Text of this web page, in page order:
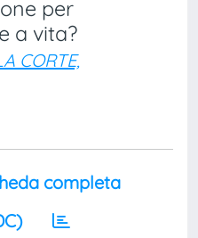
per
a vita?
CORTE,
completa